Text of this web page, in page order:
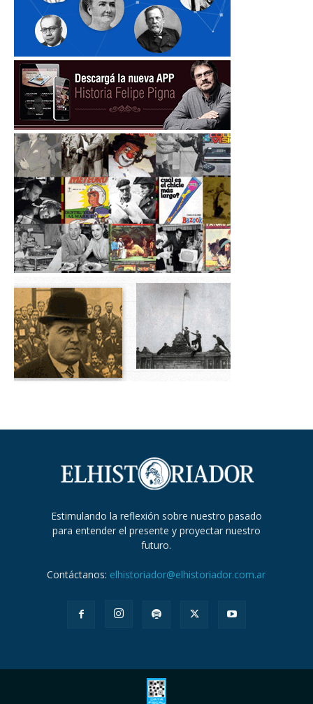
Estimulando la reflexión sobre nuestro pasado
para entender el presente y proyectar nuestro
futuro.
Contáctanos: elhistoriador@elhistoriador.com.ar